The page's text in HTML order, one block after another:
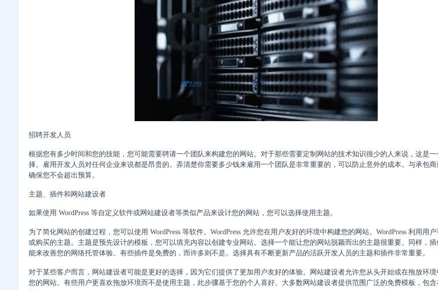
招聘开发人员
根据您有多少时间和您的技能，您可能需要聘请一个团队来构建您的网站。对于那些需要定制网站的技术知识很少的人来说，这是
择。雇用开发人员对任何企业来说都是昂贵的。弄清楚你需要多少钱来雇用一个团队是非常重要的，可以防止意外的成本。与承包
确保您不会超出预算。
主题、插件和网站建设者
如果使用 WordPress 等自定义软件或网站建设者等类似产品来设计您的网站，您可以选择使用主题。
为了简化网站的创建过程，您可以使用 WordPress 等软件。WordPress 允许您在用户友好的环境中构建您的网站。WordPress 利用用
或购买的主题。主题是预先设计的模板，您可以填充内容以创建专业网站。选择一个能让您的网站脱颖而出的主题很重要。同样，
能来改善您的网络托管体验。有些插件是免费的，而许多则不是。选择具有不断更新产品的活跃开发人员的主题和插件非常重要。
对于某些客户而言，网站建设者可能是更好的选择，因为它们提供了更加用户友好的体验。网站建设者允许您从头开始或在拖放环
您的网站。有些用户更喜欢拖放环境而不是使用主题，此步骤基于您的个人喜好。大多数网站建设者提供范围广泛的免费模板，包